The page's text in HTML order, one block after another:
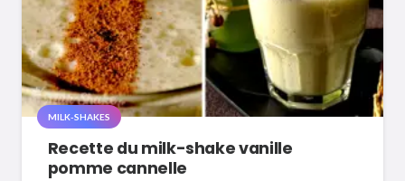
MILK-SHAKES
Recette du milk-shake vanille
pomme cannelle